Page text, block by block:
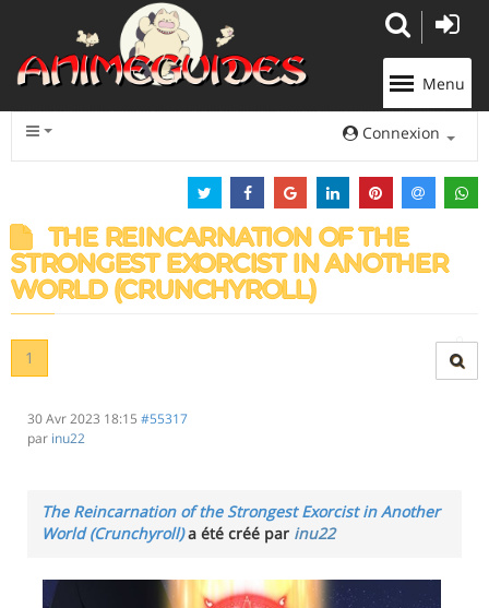
Menu
Connexion
THE REINCARNATION OF THE
STRONGEST EXORCIST IN ANOTHER
WORLD (CRUNCHYROLL)
1
30 Avr 2023 18:15 #55317
par inu22
The Reincarnation of the Strongest Exorcist in Another
World (Crunchyroll)a été créé par inu22
Panneau de gestion des cookies